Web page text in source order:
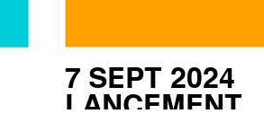
7 SEPT 2024
LANCEMENT